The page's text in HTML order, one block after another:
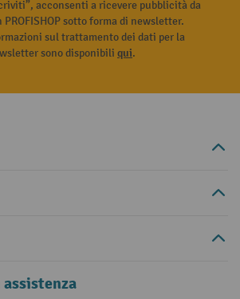
acconsenti a ricevere pubblicità da
sotto forma di newsletter.
sul trattamento dei dati per la
sono disponibili qui.